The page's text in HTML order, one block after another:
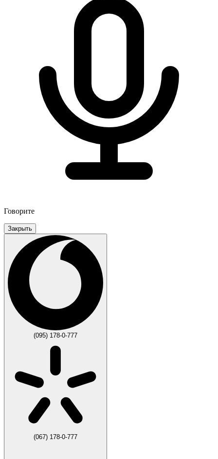
Говорите
Закрыть
(095) 178-0-777
(067) 178-0-777